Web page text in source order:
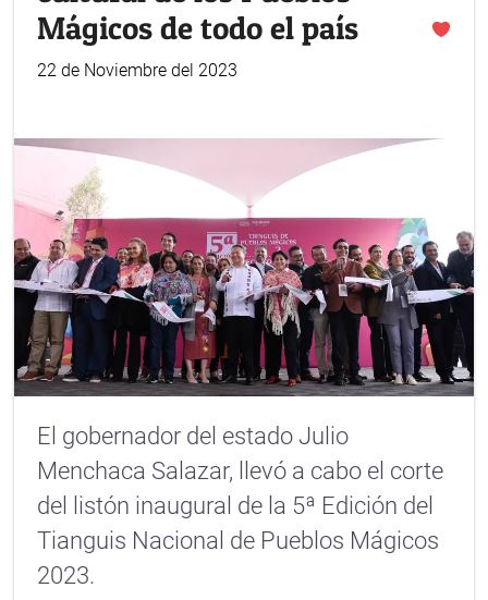
Mágicos de todo el país
22 de Noviembre del 2023
El gobernador del estado Julio
Menchaca Salazar, llevó a cabo el corte
del listón inaugural de la 5ª Edición del
Tianguis Nacional de Pueblos Mágicos
2023.